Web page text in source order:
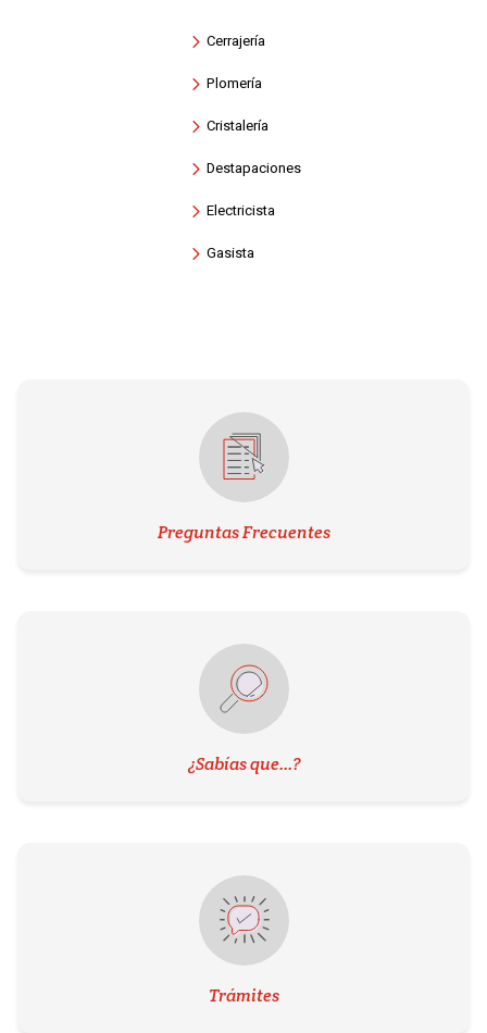
Cerrajería
Plomería
Cristalería
Destapaciones
Electricista
Gasista
Preguntas Frecuentes
¿Sabías que...?
Trámites